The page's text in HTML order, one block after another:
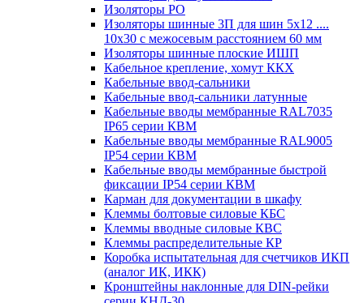
Изоляторы РО
Изоляторы шинные 3П для шин 5х12 ....
10х30 с межосевым расстоянием 60 мм
Изоляторы шинные плоские ИШП
Кабельное крепление, хомут ККХ
Кабельные ввод-сальники
Кабельные ввод-сальники латунные
Кабельные вводы мембранные RAL7035
IP65 серии КВМ
Кабельные вводы мембранные RAL9005
IP54 серии КВМ
Кабельные вводы мембранные быстрой
фиксации IP54 серии КВМ
Карман для документации в шкафу
Клеммы болтовые силовые КБС
Клеммы вводные силовые КВС
Клеммы распределительные КР
Коробка испытательная для счетчиков ИКП
(аналог ИК, ИКК)
Кронштейны наклонные для DIN-рейки